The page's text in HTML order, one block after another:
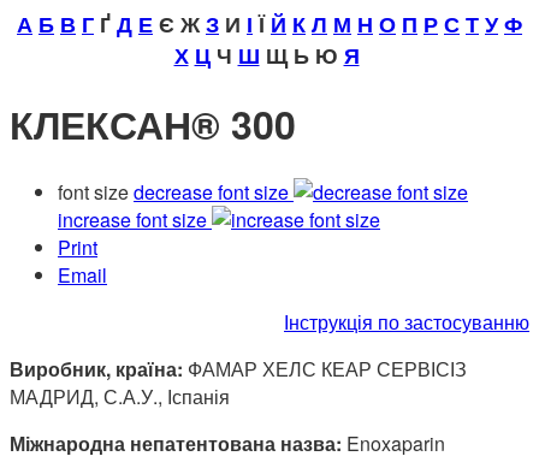
А Б В Г ҐД ЕЄ ЖЗ И ІЇЙ КЛ М Н О П РСТУФ
Х ЦЧ Ш Щ Ь Ю Я
КЛЕКСАН® 300
font sizedecrease font size
increase font size
Print
Email
Інструкція по застосуванню
Виробник, країна: ФАМАР ХЕЛС КЕАР СЕРВІСІЗ
МАДРИД, С.А.У., Іспанія
Міжнародна непатентована назва: Enoxaparin